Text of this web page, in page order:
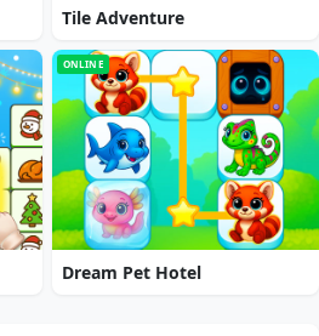
Tile Adventure
ONLINE
Dream Pet Hotel